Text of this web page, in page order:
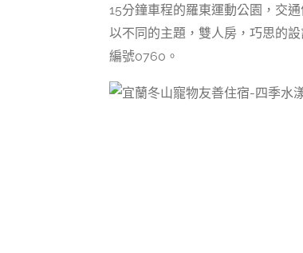
15分鐘車程的羅東運動公園，交
以不同的主題，雙人房，巧思的
編號0760。